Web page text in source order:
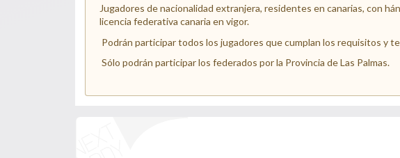
Jugadores de nacionalidad extranjera, residentes en canarias, con
licencia federativa canaria en vigor.
Podrán participar todos los jugadores que cumplan los requisitos y
Sólo podrán participar los federados por la Provincia de Las Palmas.